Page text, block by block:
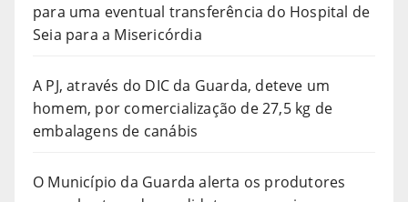
para uma eventual transferência do Hospital de
Seia para a Misericórdia
A PJ, através do DIC da Guarda, deteve um
homem, por comercialização de 27,5 kg de
embalagens de canábis
O Município da Guarda alerta os produtores